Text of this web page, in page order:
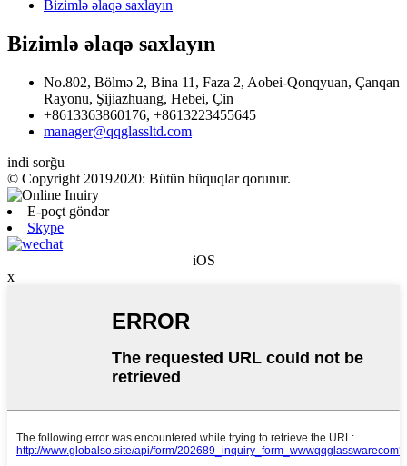
Bizimlə əlaqə saxlayın
Bizimlə əlaqə saxlayın
No.802, Bölmə 2, Bina 11, Faza 2, Aobei-Qonqyuan, Çanqan
Rayonu, Şijiazhuang, Hebei, Çin
+8613363860176, +8613223455645
manager@qqglassltd.com
indi sorğu
© Copyright 20192020: Bütün hüquqlar qorunur.
E-poçt göndər
Skype
iOS
x